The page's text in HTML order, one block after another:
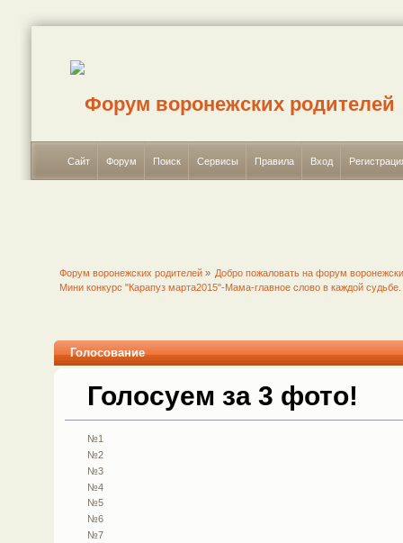
Сайт Форум Поиск Сервисы Правила Вход
Форум воронежских родителей» Добро пожаловать на форум
Мини конкурс "Карапуз марта2015"-Мама-главное слово в каждой
Голосование
Голосуем за 3 фото!
№1
№2
№3
№4
№5
№6
№7